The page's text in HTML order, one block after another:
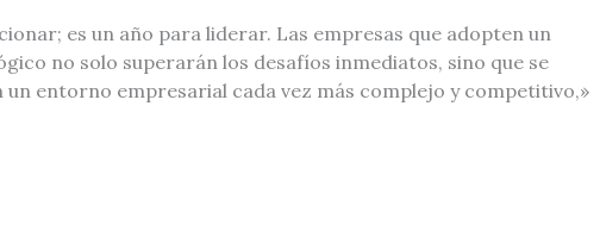
es un año para liderar. Las empresas que adopten un
no solo superarán los desafíos inmediatos, sino que se
entorno empresarial cada vez más complejo y competitivo,»